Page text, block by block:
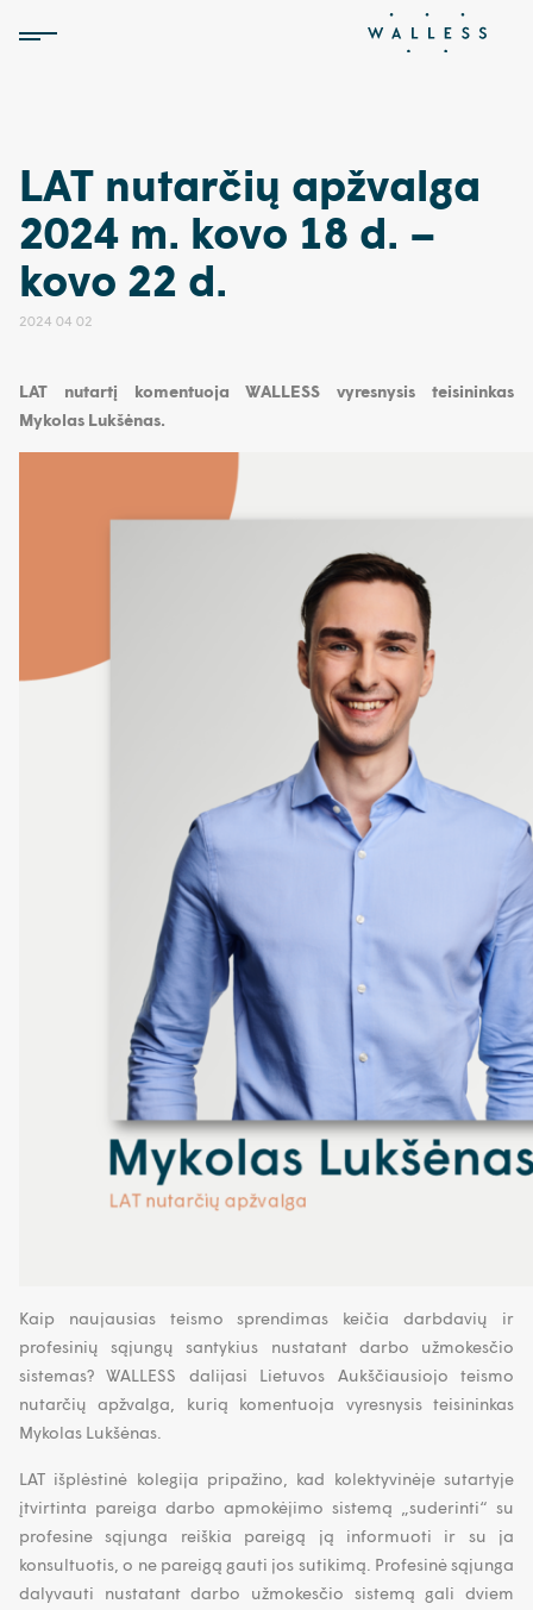
LAT nutarčių apžvalga
2024 m. kovo 18 d. –
kovo 22 d.
2024 04 02
LAT nutartį komentuoja WALLESS vyresnysis teisininkas
Mykolas Lukšėnas.
Kaip naujausias teismo sprendimas keičia darbdavių ir
profesinių sąjungų santykius nustatant darbo užmokesčio
sistemas? WALLESS dalijasi Lietuvos Aukščiausiojo teismo
nutarčių apžvalga, kurią komentuoja vyresnysis teisininkas
Mykolas Lukšėnas.
LAT išplėstinė kolegija pripažino, kad kolektyvinėje sutartyje
įtvirtinta pareiga darbo apmokėjimo sistemą „suderinti“ su
profesine sąjunga reiškia pareigą ją informuoti ir su ja
konsultuotis, o ne pareigą gauti jos sutikimą. Profesinė sąjunga
dalyvauti nustatant darbo užmokesčio sistemą gali dviem